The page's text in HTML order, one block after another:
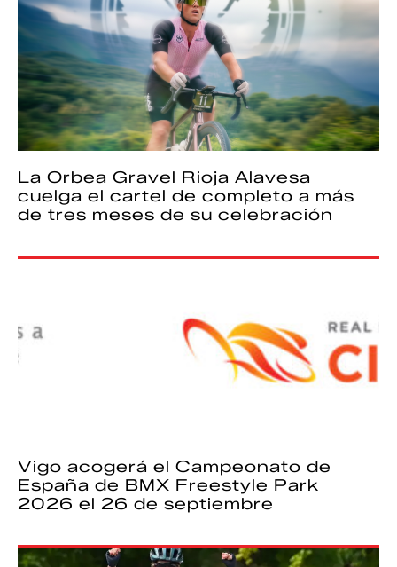
La Orbea Gravel Rioja Alavesa
cuelga el cartel de completo a más
de tres meses de su celebración
Vigo acogerá el Campeonato de
España de BMX Freestyle Park
2026 el 26 de septiembre